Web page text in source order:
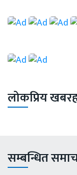
लोकप्रिय
सम्बन्धित